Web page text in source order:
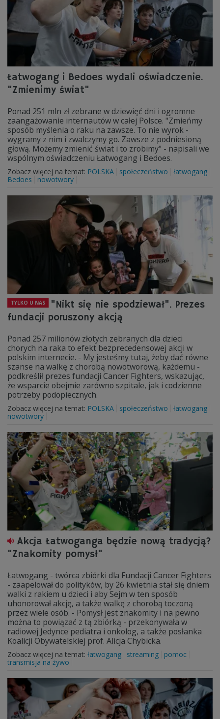
Łatwogang i Bedoes wydali oświadczenie.
"Zmienimy świat"
Ponad 251 mln zł zebrane w dziewięć dni i ogromne
zaangażowanie internautów w całej Polsce. "Zmieńmy
sposób myślenia o raku na zawsze. To nie wyrok -
wygramy z nim i zwalczymy go. Zawsze z podniesioną
głową. Możemy zmienić świat i to zrobimy" - napisali we
wspólnym oświadczeniu Łatwogang i Bedoes.
Zobacz więcej na temat: POLSKA społeczeństwo
łatwogang
Bedoes
nowotwory
TYLKO U NAS
"Nikt się nie spodziewał". Prezes
fundacji poruszony akcją
Ponad 257 milionów złotych zebranych dla dzieci
chorych na raka to efekt bezprecedensowej akcji w
polskim internecie. - My jesteśmy tutaj, żeby dać równe
szanse na walkę z chorobą nowotworową, każdemu -
podkreślił prezes fundacji Cancer Fighters, wskazując,
że wsparcie obejmie zarówno szpitale, jak i codzienne
potrzeby podopiecznych.
Zobacz więcej na temat: POLSKA społeczeństwo
łatwogang
nowotwory
Akcja Łatwoganga będzie nową tradycją?
"Znakomity pomysł"
Łatwogang - twórca zbiórki dla Fundacji Cancer Fighters
- zaapelował do polityków, by 26 kwietnia stał się dniem
walki z rakiem u dzieci i aby Sejm w ten sposób
uhonorował akcję, a także walkę z chorobą toczoną
przez wiele osób. - Pomysł jest znakomity i na pewno
można to powiązać z tą zbiórką - przekonywała w
radiowej Jedynce pediatra i onkolog, a także posłanka
Koalicji Obywatelskiej prof. Alicja Chybicka.
Zobacz więcej na temat: łatwogang streaming
pomoc
transmisja na żywo